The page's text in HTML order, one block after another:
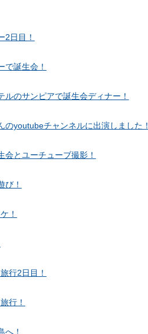
2日目！
で誕生会！
ルのサンピアで誕生会ディナー！
のyoutubeチャンネルに出演しました！
会とユーチューブ撮影！
び！
！
行2日目！
行！
へ！